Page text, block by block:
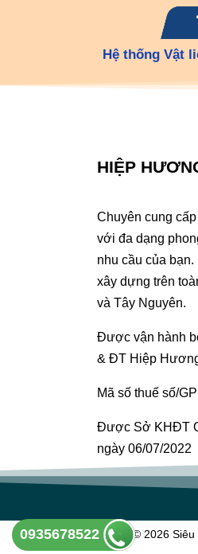
Hệ thống Vật
HIỆP
Chuyên cung
với đa dạng
nhu cầu của
xây dựng trên
và Tây Nguyên.
Được vận hành
& ĐT Hiệp
Mã số thuế số/
Được Sở KHĐT
ngày 06/07/2022
Copyright © 2026
0935678522